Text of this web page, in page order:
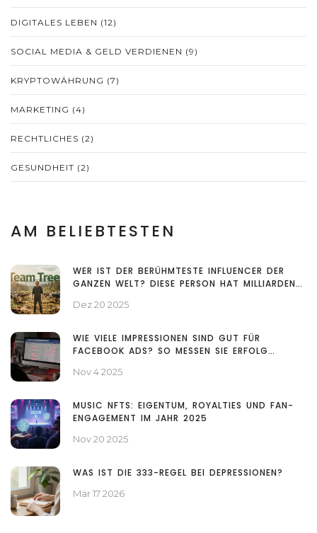
DIGITALES LEBEN (12)
SOCIAL MEDIA & GELD VERDIENEN (9)
KRYPTOWÄHRUNG (7)
MARKETING (4)
RECHTLICHES (2)
GESUNDHEIT (2)
AM BELIEBTESTEN
WER IST DER BERÜHMTESTE INFLUENCER DER
GANZEN WELT? DIESE PERSON HAT MILLIARDEN
Dez 20 2025
WIE VIELE IMPRESSIONEN SIND GUT FÜR
FACEBOOK ADS? SO MESSEN SIE ERFOLG
Nov 4 2025
MUSIC NFTS: EIGENTUM, ROYALTIES UND FAN-
ENGAGEMENT IM JAHR 2025
Nov 20 2025
WAS IST DIE 333-REGEL BEI DEPRESSIONEN?
Mär 17 2026